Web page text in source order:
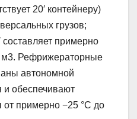
20′ контейнеру)
грузов;
составляет примерно
м3. Рефрижераторные
автономной
и обеспечивают
примерно −25 °C до